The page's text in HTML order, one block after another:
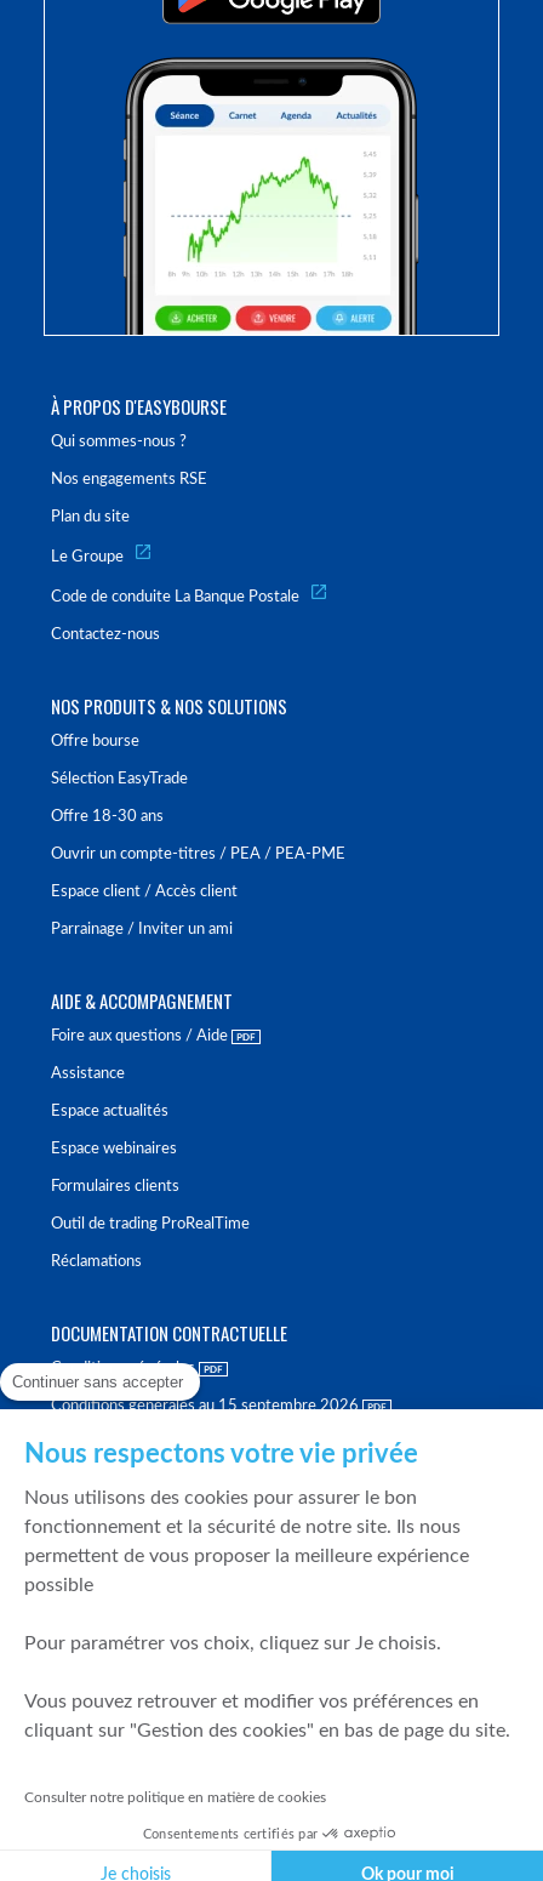
À PROPOS D'EASYBOURSE
Qui sommes-nous ?
Nos engagements RSE
Plan du site
Le Groupe
Code de conduite La Banque Postale
Contactez-nous
NOS PRODUITS & NOS SOLUTIONS
Offre bourse
Sélection EasyTrade
Offre 18-30 ans
Ouvrir un compte-titres / PEA / PEA-PME
Espace client / Accès client
Parrainage / Inviter un ami
AIDE & ACCOMPAGNEMENT
Foire aux questions / Aide
Assistance
Espace actualités
Espace webinaires
Formulaires clients
Outil de trading ProRealTime
Réclamations
DOCUMENTATION CONTRACTUELLE
Conditions générales
Conditions générales au 15 septembre 2026
Politique de meilleure sélection
Politique de durabilité
Fonds de garantie des dépôts et de résolution
Mentions légales
Prévention de la fraude
Politique de gestion des conflits d'intérêts
Continuer sans accepter
Nous respectons votre vie privée
Nous utilisons des cookies pour assurer le bon
fonctionnement et la sécurité de notre site. Ils nous
permettent de vous proposer la meilleure expérience
possible
Pour paramétrer vos choix, cliquez sur Je choisis.
Vous pouvez retrouver et modifier vos préférences en
cliquant sur "Gestion des cookies" en bas de page du site.
Consulter notre politique en matière de cookies
Consentements certifiés par
Je choisis Ok pour moi